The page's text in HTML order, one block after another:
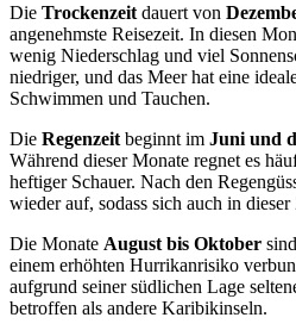
Die Trockenzeit dauert von
angenehmste Reisezeit. In diesen
wenig Niederschlag und viel
niedriger, und das Meer hat eine
Schwimmen und Tauchen.
Die Regenzeit beginnt im Juni und
Während dieser Monate regnet es
heftiger Schauer. Nach den
wieder auf, sodass sich auch in
Die Monate August bis Oktober
einem erhöhten Hurrikanrisiko
aufgrund seiner südlichen Lage
betroffen als andere Karibikinseln.